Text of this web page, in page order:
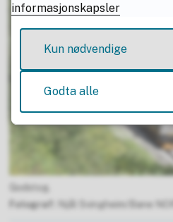
Godstog.
Njål Svingheim/Bane NOR
informasjonskapsler
Kun nødvendige
Godta alle